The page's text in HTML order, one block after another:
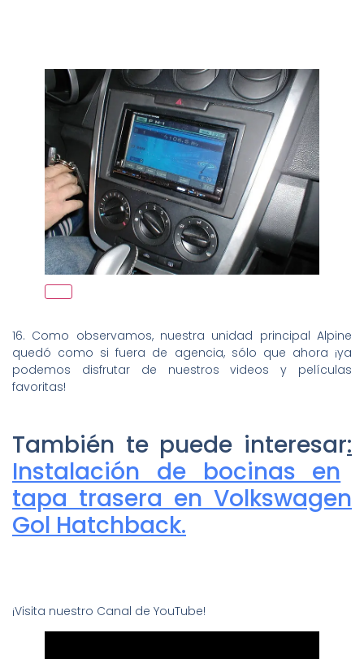
16. Como observamos, nuestra unidad principal Alpine
quedó como si fuera de agencia, sólo que ahora ¡ya
podemos disfrutar de nuestros videos y películas
favoritas!
También te puede interesar:
Instalación de bocinas en
tapa trasera en Volkswagen
Gol Hatchback.
¡Visita nuestro Canal de YouTube!